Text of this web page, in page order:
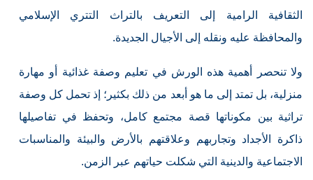
الثقافية الرامية إلى التعريف بالتراث التتري الإسلامي
والمحافظة عليه ونقله إلى الأجيال الجديدة.
ولا تنحصر أهمية هذه الورش في تعليم وصفة غذائية أو مهارة
منزلية، بل تمتد إلى ما هو أبعد من ذلك بكثير؛ إذ تحمل كل وصفة
تراثية بين مكوناتها قصة مجتمع كامل، وتحفظ في تفاصيلها
ذاكرة الأجداد وتجاربهم وعلاقتهم بالأرض والبيئة والمناسبات
الاجتماعية والدينية التي شكلت حياتهم عبر الزمن.